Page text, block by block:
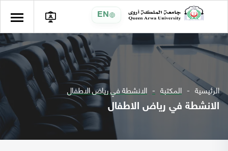
EN
الرئيسية المكتبة الانشطة في رياض الاطفال
الانشطة في رياض الاطفال